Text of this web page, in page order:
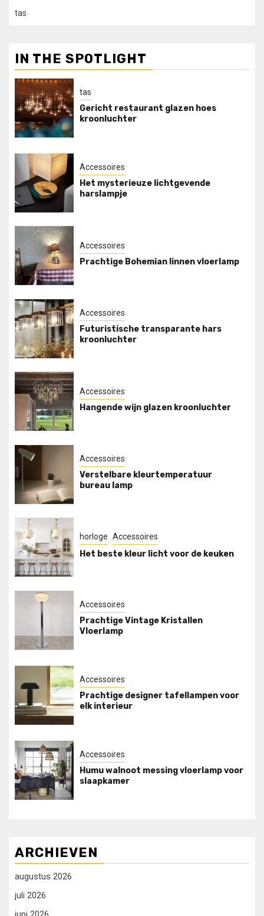
tas
IN THE SPOTLIGHT
tas
Gericht restaurant glazen hoes
kroonluchter
Accessoires
Het mysterieuze lichtgevende
harslampje
Accessoires
Prachtige Bohemian linnen vloerlamp
Accessoires
Futuristische transparante hars
kroonluchter
Accessoires
Hangende wijn glazen kroonluchter
Accessoires
Verstelbare kleurtemperatuur
bureau lamp
horloge Accessoires
Het beste kleur licht voor de keuken
Accessoires
Prachtige Vintage Kristallen
Vloerlamp
Accessoires
Prachtige designer tafellampen voor
elk interieur
Accessoires
Humu walnoot messing vloerlamp voor
slaapkamer
ARCHIEVEN
augustus 2026
juli 2026